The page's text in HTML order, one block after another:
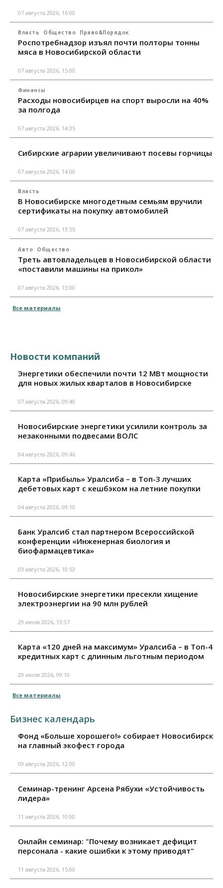
07 августа 2026, 16:00
Власть Общество Право&Порядок
Роспотребнадзор изъял почти полторы тонны
мяса в Новосибирской области
07 августа 2026, 15:00
Финансы
Расходы новосибирцев на спорт выросли на 40%
за полгода
07 августа 2026, 14:35
Сибирские аграрии увеличивают посевы горчицы
07 августа 2026, 14:00
Власть
В Новосибирске многодетным семьям вручили
сертификаты на покупку автомобилей
07 августа 2026, 13:55
Авто Общество
Треть автовладельцев в Новосибирской области
«поставили машины на прикол»
07 августа 2026, 13:00
Все материалы
Новости компаний
Энергетики обеспечили почти 12 МВт мощности
для новых жилых кварталов в Новосибирске
07 августа 2026, 09:40
Новосибирские энергетики усилили контроль за
незаконными подвесами ВОЛС
04 августа 2026, 09:46
Карта «Прибыль» Уралсиба – в Топ-3 лучших
дебетовых карт с кешбэком на летние покупки
04 августа 2026, 09:10
Банк Уралсиб стал партнером Всероссийской
конференции «Инженерная биология и
биофармацевтика»
03 августа 2026, 10:53
Новосибирские энергетики пресекли хищение
электроэнергии на 90 млн рублей
29 июля 2026, 13:37
Карта «120 дней на максимум» Уралсиба – в Топ-4
кредитных карт с длинным льготным периодом
29 июля 2026, 09:10
Все материалы
Бизнес календарь
Фонд «Больше хорошего!» собирает Новосибирск
на главный экофест города
09 августа 2026, 12:00
Семинар-тренинг Арсена Рябухи «Устойчивость
лидера»
11 августа 2026, 10:00
Онлайн семинар: "Почему возникает дефицит
персонала - какие ошибки к этому приводят"
11 августа 2026, 15:00